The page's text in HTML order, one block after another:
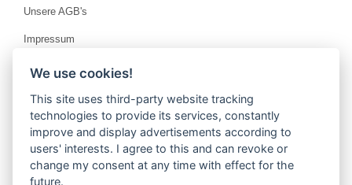
Unsere AGB's
Impressum
Widerrufsrecht
Referenzen
Vertrag widerrufen
Kontakt/Hotline
Montage Service
We use cookies!
This site uses third-party website tracking
technologies to provide its services, constantly
improve and display advertisements according to
users' interests. I agree to this and can revoke or
change my consent at any time with effect for the
future.